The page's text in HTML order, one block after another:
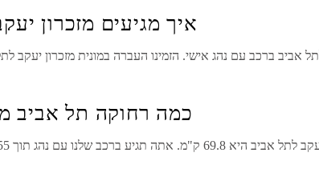
איך מגיעים מזכרון
תל אביב ברכב עם נהג אישי. הזמינו העברה במונית מזכרון יעקב ל
כמה רחוקה תל אביב
לתל אביב היא 69.8 ק"מ. אתה תגיע ברכב שלנו עם נהג תוך 55 דקות. בחרו אנשי מקצוע, טיילו ברחבי ישראל עם ORMAX!